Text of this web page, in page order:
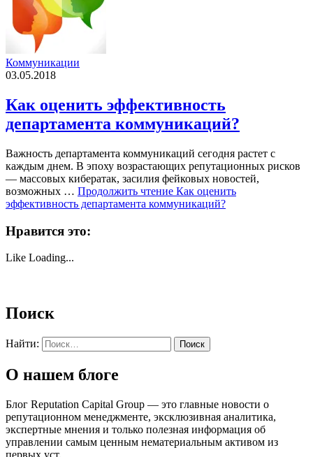
Коммуникации
03.05.2018
Как оценить эффективность
департамента коммуникаций?
Важность департамента коммуникаций сегодня растет с
каждым днем. В эпоху возрастающих репутационных рисков
— массовых кибератак, засилия фейковых новостей,
возможных … Продолжить чтение Как оценить
эффективность департамента коммуникаций?
Нравится это:
Like Loading...
Поиск
Найти:
О нашем блоге
Блог Reputation Capital Group — это главные новости о
репутационном менеджменте, эксклюзивная аналитика,
экспертные мнения и только полезная информация об
управлении самым ценным нематериальным активом из
первых уст.